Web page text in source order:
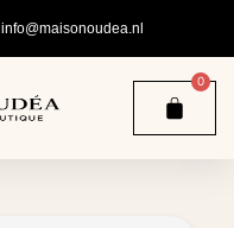
info@maisonoudea.nl
0